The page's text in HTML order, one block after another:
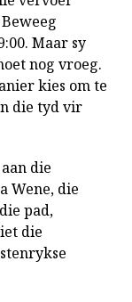
Maar sy
nog vroeg.
kies om te
die tyd vir
die
Wene, die
pad,
die